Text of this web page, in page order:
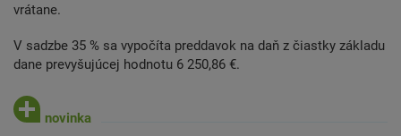
vrátane.
V sadzbe 35 % sa vypočíta preddavok na daň z čiastky základu
dane prevyšujúcej hodnotu 6 250,86 €.